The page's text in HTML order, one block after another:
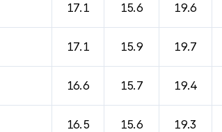
17.1 15.6 19.6
17.1 15.9 19.7
16.6 15.7 19.4
16.5 15.6 19.3